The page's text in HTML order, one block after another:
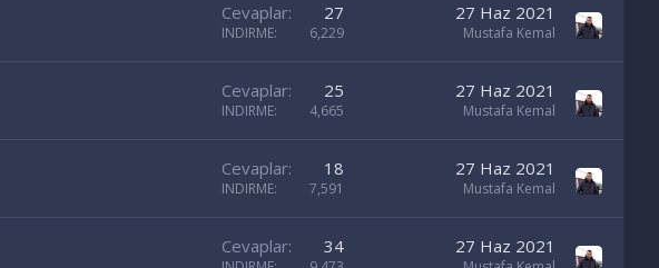
Cevaplar 27
INDIRME 6,229
27 Haz 2021
Mustafa Kemal
Cevaplar 25
INDIRME 4,665
27 Haz 2021
Mustafa Kemal
Cevaplar 18
INDIRME 7,591
27 Haz 2021
Mustafa Kemal
Cevaplar 34 27 Haz 2021